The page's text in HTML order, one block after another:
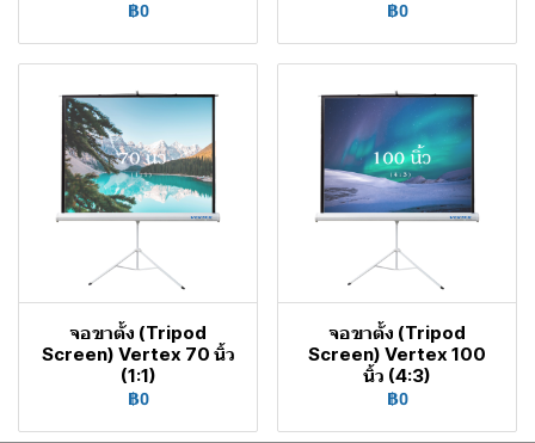
฿0 ฿0
จอขาตั้ง (Tripod
Screen) Vertex 70 นิ้ว
(1:1)
฿0
จอขาตั้ง (Tripod
Screen) Vertex 100
นิ้ว (4:3)
฿0